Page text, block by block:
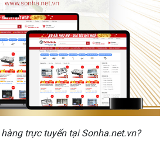
trực tuyến tại Sonha.net.vn?